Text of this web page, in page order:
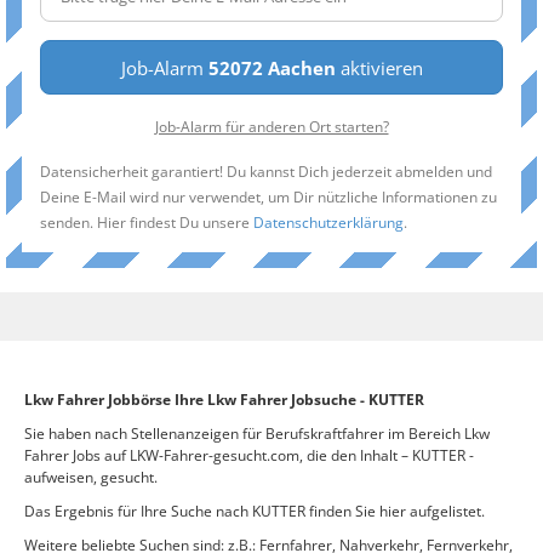
Job-Alarm 52072 Aachen aktivieren
Job-Alarm für anderen Ort starten?
Datensicherheit garantiert! Du kannst Dich jederzeit abmelden und
Deine E-Mail wird nur verwendet, um Dir nützliche Informationen zu
senden. Hier findest Du unsere Datenschutzerklärung.
Lkw Fahrer Jobbörse Ihre Lkw Fahrer Jobsuche - KUTTER
Sie haben nach Stellenanzeigen für Berufskraftfahrer im Bereich Lkw
Fahrer Jobs auf LKW-Fahrer-gesucht.com, die den Inhalt – KUTTER -
aufweisen, gesucht.
Das Ergebnis für Ihre Suche nach KUTTER finden Sie hier aufgelistet.
Weitere beliebte Suchen sind: z.B.: Fernfahrer, Nahverkehr, Fernverkehr,